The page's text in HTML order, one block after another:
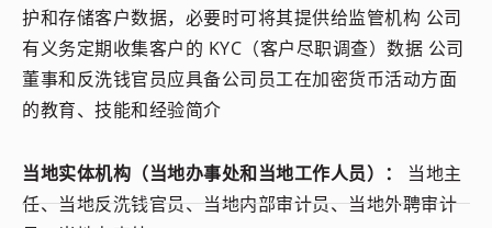
护和存储客户数据，必要时可将其提供给监管机构 公司
有义务定期收集客户的 KYC（客户尽职调查）数据 公司
董事和反洗钱官员应具备公司员工在加密货币活动方面
的教育、技能和经验简介
当地实体机构（当地办事处和当地工作人员）： 当地主
任、当地反洗钱官员、当地内部审计员、当地外聘审计